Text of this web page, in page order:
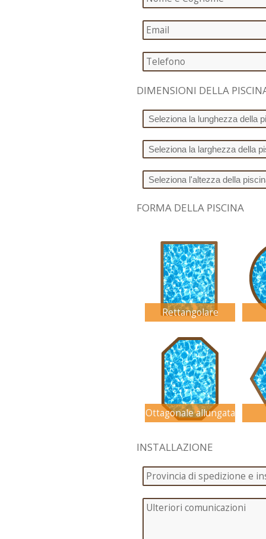
DIMENSIONI DELLA
FORMA DELLA PISCINA
Rettangolare
Ottagonale allungata
INSTALLAZIONE